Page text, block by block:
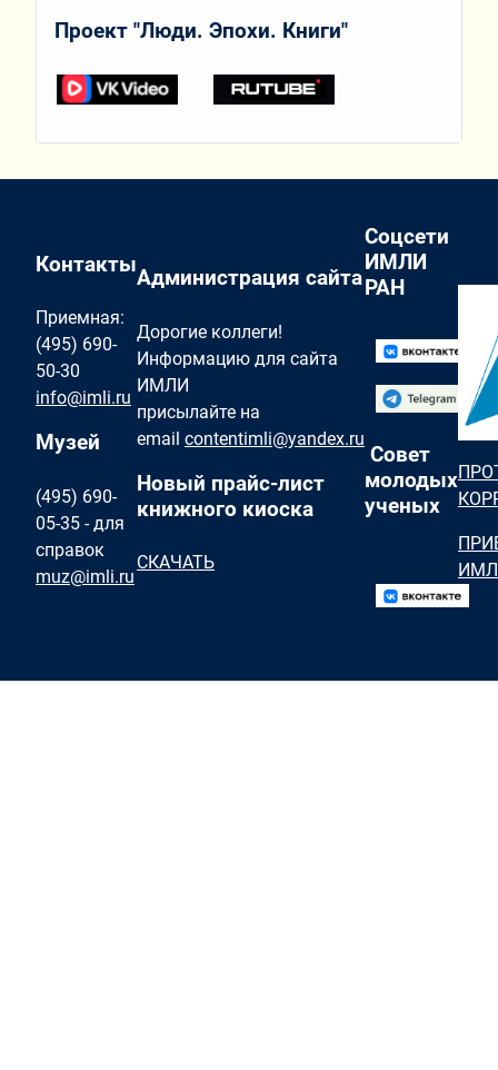
Проект "Люди. Эпохи. Книги"
Контакты
Приемная:
(495) 690-
50-30
info@imli.ru
Музей
(495) 690-
05-35 - для
справок
muz@imli.ru
Администрация сайта
Дорогие коллеги!
Информацию для сайта
ИМЛИ
присылайте на
email contentimli@yandex.ru
Новый прайс-лист
книжного киоска
СКАЧАТЬ
Соцсети
ИМЛИ
РАН
Совет
молодых
ученых